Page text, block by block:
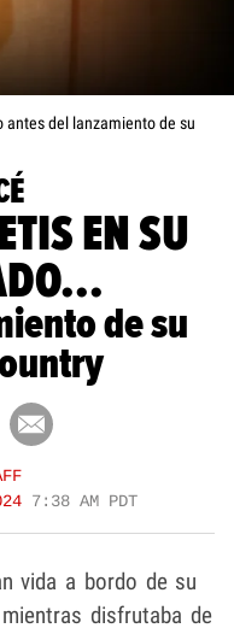
antes del lanzamiento de su
EN SU
de su
7:38 AM PDT
vida a bordo de su
disfrutaba de